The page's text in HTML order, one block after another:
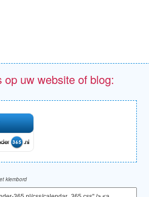
uw website of blog:
klembord